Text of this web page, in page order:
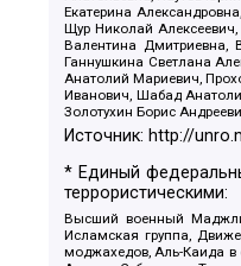
Екатерина
Щур Николай
Валентина Дмитриевна,
Ганнушкина Светлана
Анатолий Мариевич,
Иванович, Шабад
Золотухин Борис
Источник: http://
* Единый
террористическими:
Высший военный
Исламская группа,
моджахедов, Аль-Каида в